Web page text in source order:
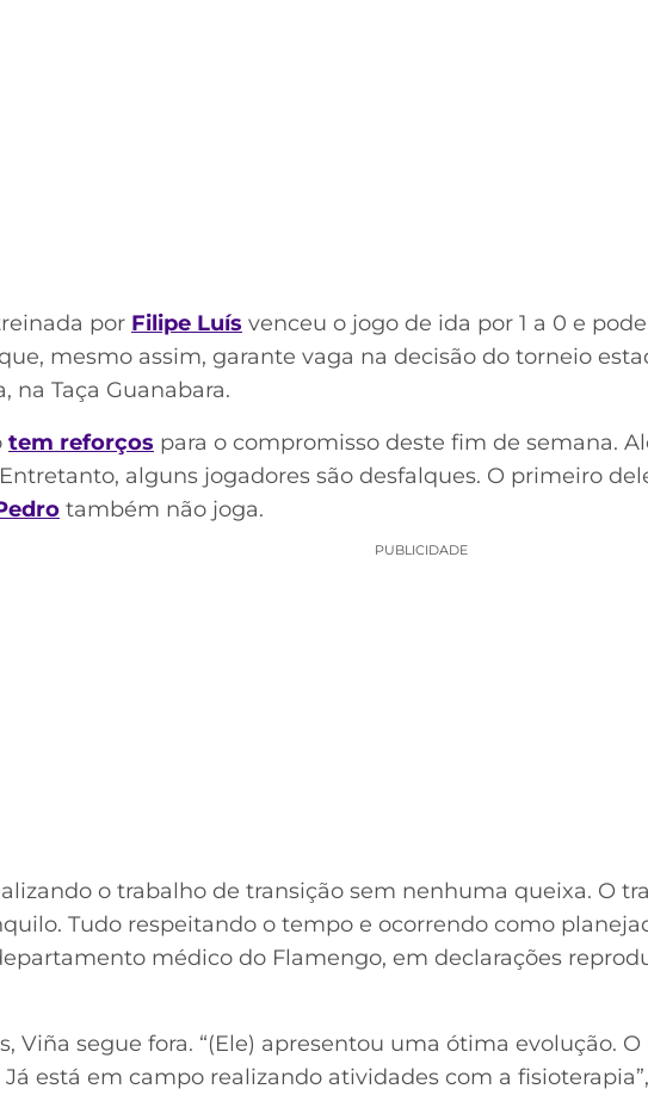
por Filipe Luís venceu o jogo de ida por 1 a 0 e
mesmo assim, garante vaga na decisão do torneio
na Taça Guanabara.
tem reforços para o compromisso deste fim de semana.
alguns jogadores são desfalques. O primeiro
também não joga.
PUBLICIDADE
o trabalho de transição sem nenhuma queixa. O
Tudo respeitando o tempo e ocorrendo como
médico do Flamengo, em declarações
Viña segue fora. “(Ele) apresentou uma ótima evolução.
está em campo realizando atividades com a